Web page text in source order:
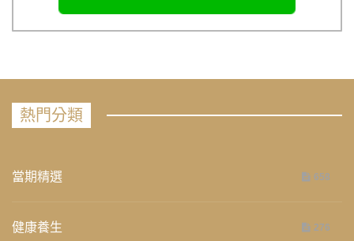
熱門分類
當期精選 658
健康養生 276